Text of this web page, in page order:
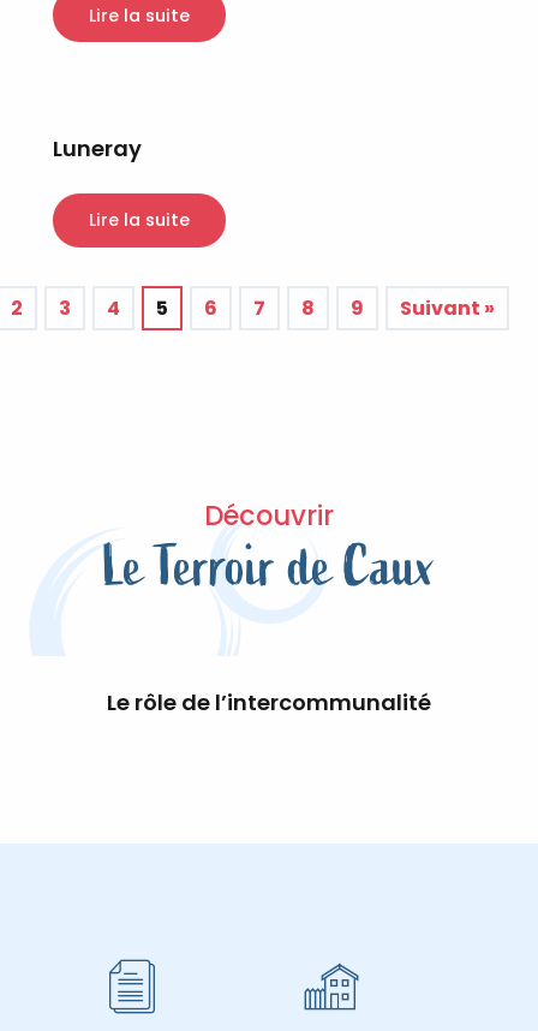
Lire la suite
Luneray
Lire la suite
2 3 4 5 6 7 8 9 Suivant »
Découvrir
Le Terroir de Caux
Le rôle de l’intercommunalité